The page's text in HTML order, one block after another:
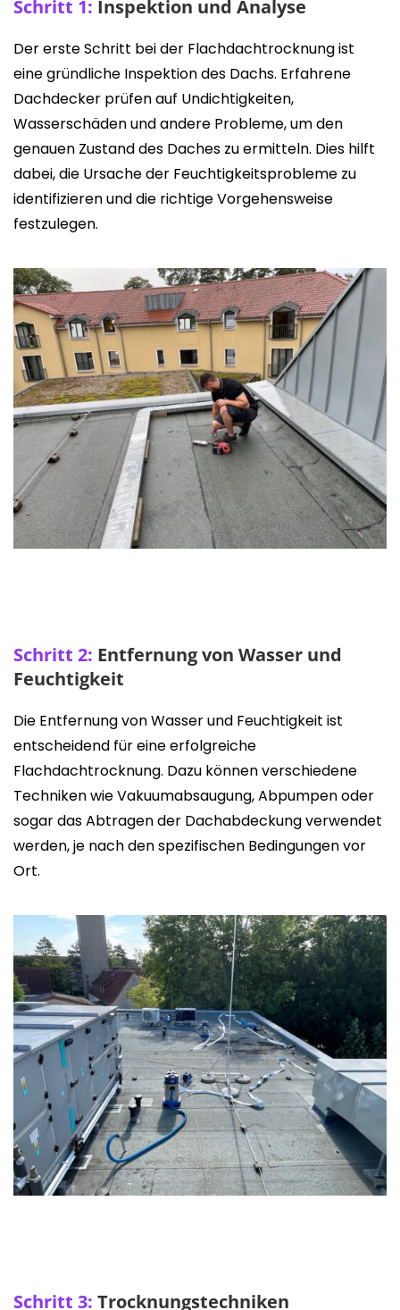
Schritt 1: Inspektion und Analyse
Der erste Schritt bei der Flachdachtrocknung ist
eine gründliche Inspektion des Dachs. Erfahrene
Dachdecker prüfen auf Undichtigkeiten,
Wasserschäden und andere Probleme, um den
genauen Zustand des Daches zu ermitteln. Dies hilft
dabei, die Ursache der Feuchtigkeitsprobleme zu
identifizieren und die richtige Vorgehensweise
festzulegen.
Schritt 2: Entfernung von Wasser und
Feuchtigkeit
Die Entfernung von Wasser und Feuchtigkeit ist
entscheidend für eine erfolgreiche
Flachdachtrocknung. Dazu können verschiedene
Techniken wie Vakuumabsaugung, Abpumpen oder
sogar das Abtragen der Dachabdeckung verwendet
werden, je nach den spezifischen Bedingungen vor
Ort.
Schritt 3: Trocknungstechniken